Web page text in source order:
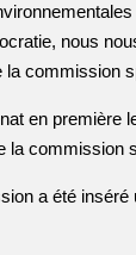
nous
commission
en première
la commission
a été